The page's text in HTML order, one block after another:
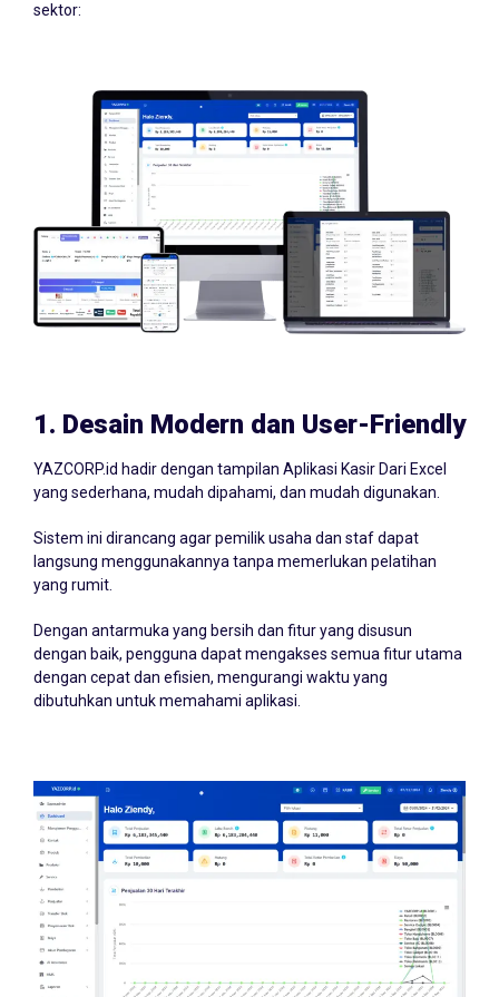
sektor:
1. Desain Modern dan User-Friendly
YAZCORP.id hadir dengan tampilan Aplikasi Kasir Dari Excel
yang sederhana, mudah dipahami, dan mudah digunakan.
Sistem ini dirancang agar pemilik usaha dan staf dapat
langsung menggunakannya tanpa memerlukan pelatihan
yang rumit.
Dengan antarmuka yang bersih dan fitur yang disusun
dengan baik, pengguna dapat mengakses semua fitur utama
dengan cepat dan efisien, mengurangi waktu yang
dibutuhkan untuk memahami aplikasi.